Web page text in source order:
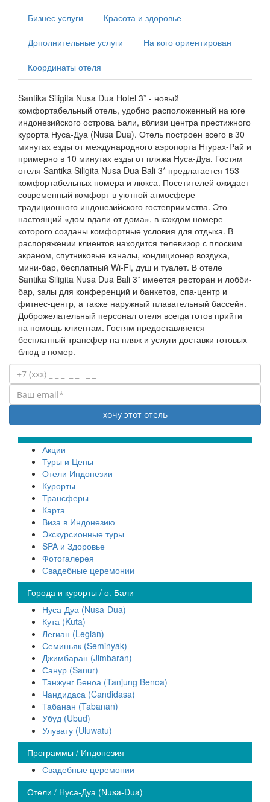
Бизнес услуги Красота и здоровье
Дополнительные услуги На кого ориентирован
Координаты отеля
Santika Siligita Nusa Dua Hotel 3* - новый
комфортабельный отель, удобно расположенный на юге
индонезийского острова Бали, вблизи центра престижного
курорта Нуса-Дуа (Nusa Dua). Отель построен всего в 30
минутах езды от международного аэропорта Нгурах-Рай и
примерно в 10 минутах езды от пляжа Нуса-Дуа. Гостям
отеля Santika Siligita Nusa Dua Bali 3* предлагается 153
комфортабельных номера и люкса. Посетителей ожидает
современный комфорт в уютной атмосфере
традиционного индонезийского гостеприимства. Это
настоящий «дом вдали от дома», в каждом номере
которого созданы комфортные условия для отдыха. В
распоряжении клиентов находится телевизор с плоским
экраном, спутниковые каналы, кондиционер воздуха,
мини-бар, бесплатный Wi-Fi, душ и туалет. В отеле
Santika Siligita Nusa Dua Bali 3* имеется ресторан и лобби-
бар, залы для конференций и банкетов, спа-центр и
фитнес-центр, а также наружный плавательный бассейн.
Доброжелательный персонал отеля всегда готов прийти
на помощь клиентам. Гостям предоставляется
бесплатный трансфер на пляж и услуги доставки готовых
блюд в номер.
Акции
Туры и Цены
Отели Индонезии
Курорты
Трансферы
Карта
Виза в Индонезию
Экскурсионные туры
SPA и Здоровье
Фотогалерея
Свадебные церемонии
Города и курорты / о. Бали
Нуса-Дуа (Nusa-Dua)
Кута (Kuta)
Легиан (Legian)
Семиньяк (Seminyak)
Джимбаран (Jimbaran)
Санур (Sanur)
Танжунг Беноа (Tanjung Benoa)
Чандидаса (Candidasa)
Табанан (Tabanan)
Убуд (Ubud)
Улувату (Uluwatu)
Программы / Индонезия
Свадебные церемонии
Отели / Нуса-Дуа (Nusa-Dua)